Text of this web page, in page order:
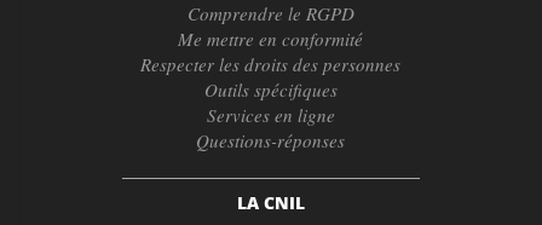
Comprendre le RGPD
Me mettre en conformité
Respecter les droits des personnes
Outils spécifiques
Services en ligne
Questions-réponses
LA CNIL